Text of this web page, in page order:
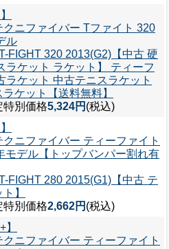
クニファイバー Tファイト 320
ル
FIGHT 320 2013(G2)【中古 硬
ラケット ラケット】 ティーフ
ラケット 中古テニスラケット
ケット【送料無料】
特別価格5,324円 (税込)
クニファイバー ティーファイト
モデル【トップバンパー割れ有
FIGHT 280 2015(G1)【中古 テ
】
特別価格2,662円 (税込)
】
クニファイバー ティーファイト